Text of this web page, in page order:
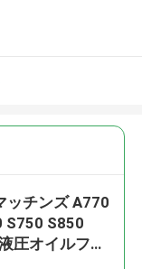
ッチンズ A770
S750 S850
圧オイルフィ